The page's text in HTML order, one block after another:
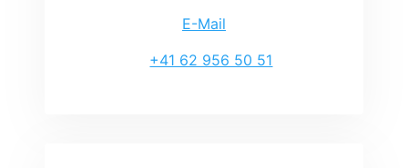
E-Mail
+41 62 956 50 51